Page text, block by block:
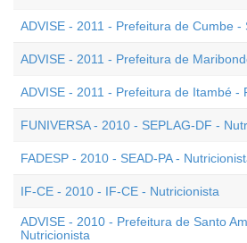
ADVISE - 2011 - Prefeitura de Cumbe -
ADVISE - 2011 - Prefeitura de
ADVISE - 2011 - Prefeitura de Itambé -
FUNIVERSA - 2010 - SEPLAG-DF -
FADESP - 2010 - SEAD-PA -
IF-CE - 2010 - IF-CE - Nutricionista
ADVISE - 2010 - Prefeitura de Santo
Nutricionista